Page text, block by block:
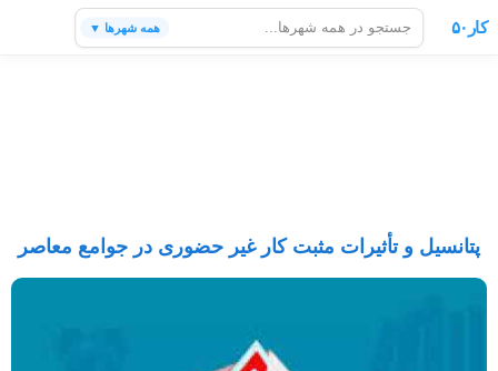
کار۵۰ همه شهرها ▼
پتانسیل و تأثیرات مثبت کار غیر حضوری در جوامع معاصر